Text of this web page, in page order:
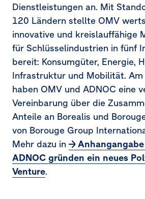
Dienstleistungen an. Mit
120 Ländern stellte OMV
innovative und kreislauffähige
für Schlüsselindustrien in fünf
bereit: Konsumgüter, Energie,
Infrastruktur und Mobilität. Am
haben OMV und ADNOC eine
Vereinbarung über die
Anteile an Borealis und
von Borouge Group
Mehr dazu in
Anhangangabe
ADNOC gründen ein neues
Venture.